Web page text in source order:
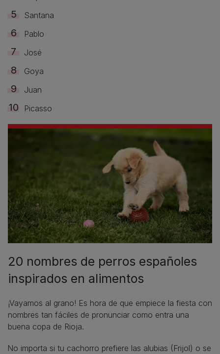
Santana
Pablo
José
Goya
Juan
Picasso
20 nombres de perros españoles
inspirados en alimentos
¡Vayamos al grano! Es hora de que empiece la fiesta con
nombres tan fáciles de pronunciar como entra una
buena copa de Rioja.
No importa si tu cachorro prefiere las alubias (Frijol) o se